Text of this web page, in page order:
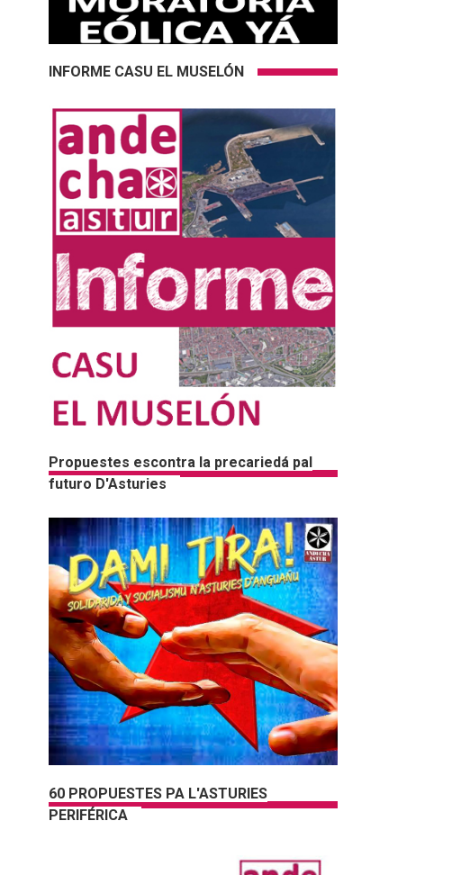
INFORME CASU EL MUSELÓN
Propuestes escontra la precariedá pal
futuro D'Asturies
60 PROPUESTES PA L'ASTURIES
PERIFÉRICA